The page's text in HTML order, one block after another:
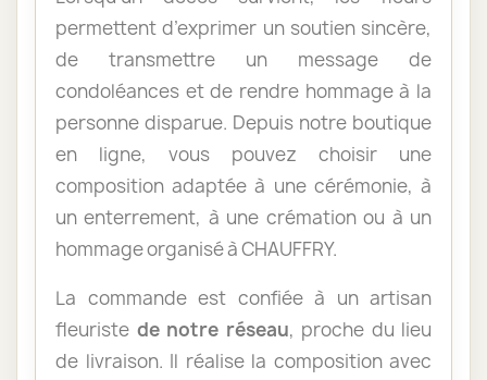
permettent d’exprimer un soutien sincère,
de transmettre un message de
condoléances et de rendre hommage à la
personne disparue. Depuis notre boutique
en ligne, vous pouvez choisir une
composition adaptée à une cérémonie, à
un enterrement, à une crémation ou à un
hommage organisé à CHAUFFRY.
La commande est confiée à un artisan
fleuriste de notre réseau, proche du lieu
de livraison. Il réalise la composition avec